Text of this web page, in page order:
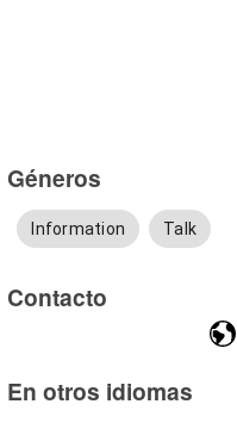
Géneros
Information Talk
Contacto
En otros idiomas